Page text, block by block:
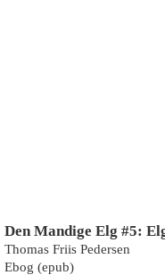
Thomas Friis Pedersen
Ebog (epub)